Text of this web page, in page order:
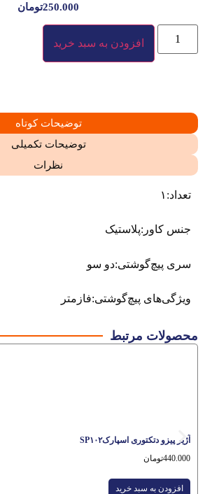
250.000تومان
افزودن به سبد خرید
توضیحات کوتاه
توضیحات تکمیلی
نظرات
تعداد:۱
جنس کاور:پلاستیک
سری پیچ‌گوشتی:دو سو
ویژگی‌های پیچ‌گوشتی:فازمتر
محصولات مرتبط
آژیر پیزو دتکتوری اسپارکSP۱۰۲
440.000تومان
افزودن به سبد خرید